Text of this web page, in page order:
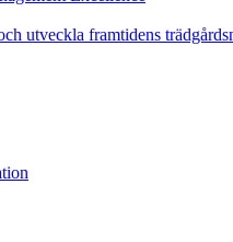
utveckla framtidens